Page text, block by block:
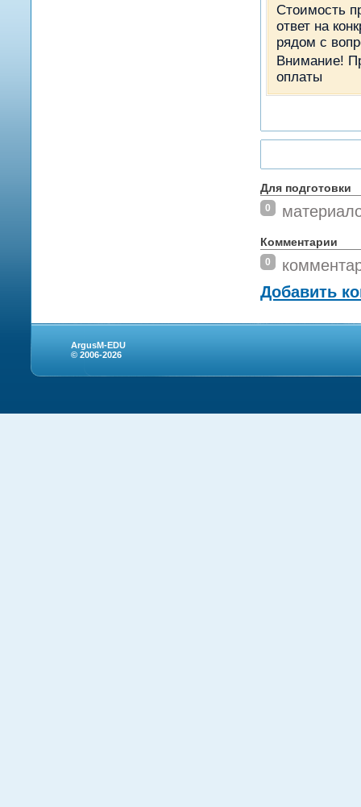
Стоимость
ответ на
рядом с
Внимание!
оплаты
Для подготовки
0
Комментарии
0
Добавить
ArgusM-EDU
© 2006-2026